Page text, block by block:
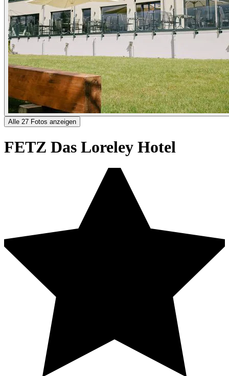
Alle 27 Fotos anzeigen
FETZ Das Loreley Hotel